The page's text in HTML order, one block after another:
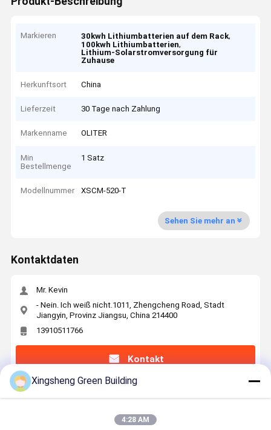
Markieren 30kwh Lithiumbatterien auf dem Rack,
100kwh Lithiumbatterien,
Lithium-Solarstromversorgung für
Zuhause
Herkunftsort China
Lieferzeit 30 Tage nach Zahlung
Markenname OLITER
Min
Bestellmenge
1 Satz
Modellnummer XSCM-520-T
Sehen Sie mehr an
Kontaktdaten
Mr. Kevin
- Nein. Ich weiß nicht.1011, Zhengcheng Road, Stadt
Jiangyin, Provinz Jiangsu, China 214400
13910511766
Kontakt
Erhalten Sie Den Besten Preis Für
Xingsheng Green Building
4:28 AM